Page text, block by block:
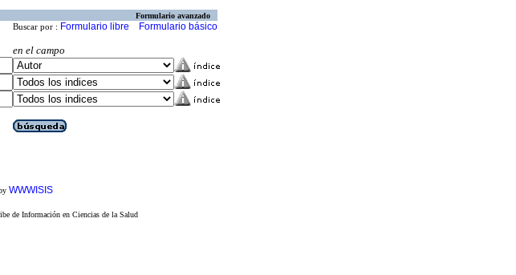
Formulario avanzado
Buscar por : Formulario libre Formulario básico
en el campo
WWWISIS
de Información en Ciencias de la Salud